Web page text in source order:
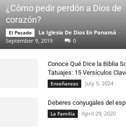
¿Cómo pedir perdón a Dios de
corazón?
El Pecado La Iglesia De Dios En Panamá -
September 9, 2019
0
Conoce Qué Dice la Biblia
Tatuajes: 15 Versículos
Enseñanzas July 5, 2024
Deberes conyugales del
La Familia April 29, 2020